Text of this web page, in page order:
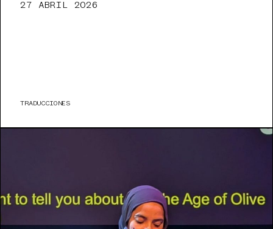
27 ABRIL 2026
TRADUCCIONES